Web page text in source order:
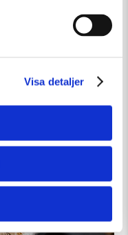
Visa detaljer